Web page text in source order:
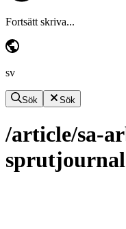
Fortsätt skriva...
sv
Sök Sök
/article/sa-